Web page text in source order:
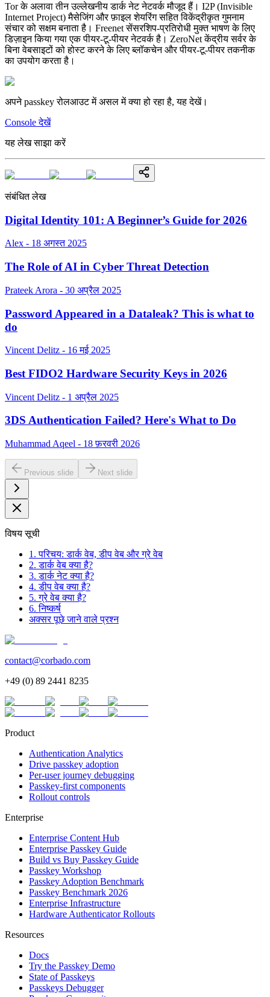
Tor के अलावा तीन उल्लेखनीय डार्क नेट नेटवर्क मौजूद हैं। I2P (Invisible
Internet Project) मैसेजिंग और फ़ाइल शेयरिंग सहित विकेंद्रीकृत गुमनाम
संचार को सक्षम बनाता है। Freenet सेंसरशिप-प्रतिरोधी मुक्त भाषण के लिए
डिज़ाइन किया गया एक पीयर-टू-पीयर नेटवर्क है। ZeroNet केंद्रीय सर्वर के
बिना वेबसाइटों को होस्ट करने के लिए ब्लॉकचेन और पीयर-टू-पीयर तकनीक
का उपयोग करता है।
अपने passkey रोलआउट में असल में क्या हो रहा है, यह देखें।
Console देखें
यह लेख साझा करें
संबंधित लेख
Digital Identity 101: A Beginner’s Guide for 2026
Alex - 18 अगस्त 2025
The Role of AI in Cyber Threat Detection
Prateek Arora - 30 अप्रैल 2025
Password Appeared in a Dataleak? This is what to
do
Vincent Delitz - 16 मई 2025
Best FIDO2 Hardware Security Keys in 2026
Vincent Delitz - 1 अप्रैल 2025
3DS Authentication Failed? Here's What to Do
Muhammad Aqeel - 18 फ़रवरी 2026
Previous slide Next slide
विषय सूची
1. परिचय: डार्क वेब, डीप वेब और ग्रे वेब
2. डार्क वेब क्या है?
3. डार्क नेट क्या है?
4. डीप वेब क्या है?
5. ग्रे वेब क्या है?
6. निष्कर्ष
अक्सर पूछे जाने वाले प्रश्न
contact@corbado.com
+49 (0) 89 2441 8235
Product
Authentication Analytics
Drive passkey adoption
Per-user journey debugging
Passkey-first components
Rollout controls
Enterprise
Enterprise Content Hub
Enterprise Passkey Guide
Build vs Buy Passkey Guide
Passkey Workshop
Passkey Adoption Benchmark
Passkey Benchmark 2026
Enterprise Infrastructure
Hardware Authenticator Rollouts
Resources
Docs
Try the Passkey Demo
State of Passkeys
Passkeys Debugger